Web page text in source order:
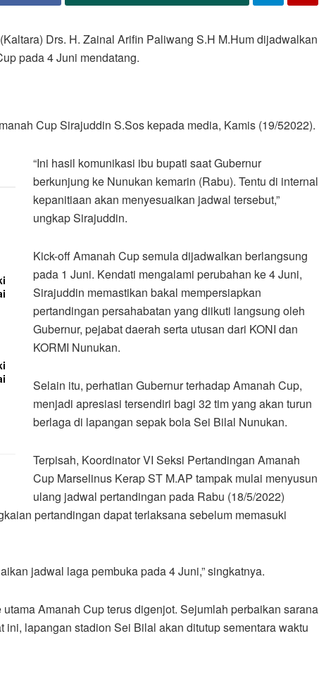
Drs. H. Zainal Arifin Paliwang S.H M.Hum dijadwalkan
pada 4 Juni mendatang.
Cup Sirajuddin S.Sos kepada media, Kamis (19/52022).
“Ini hasil komunikasi ibu bupati saat Gubernur
berkunjung ke Nunukan kemarin (Rabu). Tentu di internal
kepanitiaan akan menyesuaikan jadwal tersebut,”
ungkap Sirajuddin.
Kick-off Amanah Cup semula dijadwalkan berlangsung
pada 1 Juni. Kendati mengalami perubahan ke 4 Juni,
Sirajuddin memastikan bakal mempersiapkan
pertandingan persahabatan yang diikuti langsung oleh
Gubernur, pejabat daerah serta utusan dari KONI dan
KORMI Nunukan.
Selain itu, perhatian Gubernur terhadap Amanah Cup,
menjadi apresiasi tersendiri bagi 32 tim yang akan turun
berlaga di lapangan sepak bola Sei Bilal Nunukan.
Terpisah, Koordinator VI Seksi Pertandingan Amanah
Cup Marselinus Kerap ST M.AP tampak mulai menyusun
ulang jadwal pertandingan pada Rabu (18/5/2022)
pertandingan dapat terlaksana sebelum memasuki
jadwal laga pembuka pada 4 Juni,” singkatnya.
Amanah Cup terus digenjot. Sejumlah perbaikan sarana
lapangan stadion Sei Bilal akan ditutup sementara waktu